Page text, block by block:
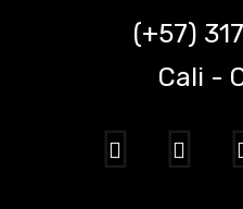
(+57)
Cali -